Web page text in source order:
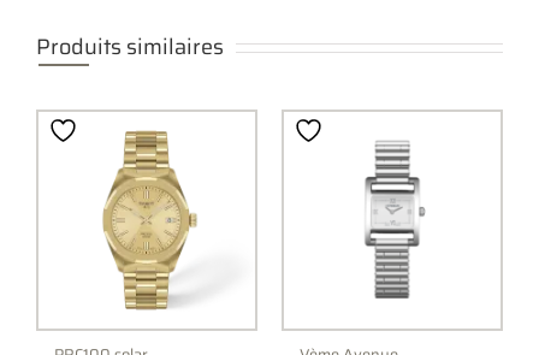
Produits similaires